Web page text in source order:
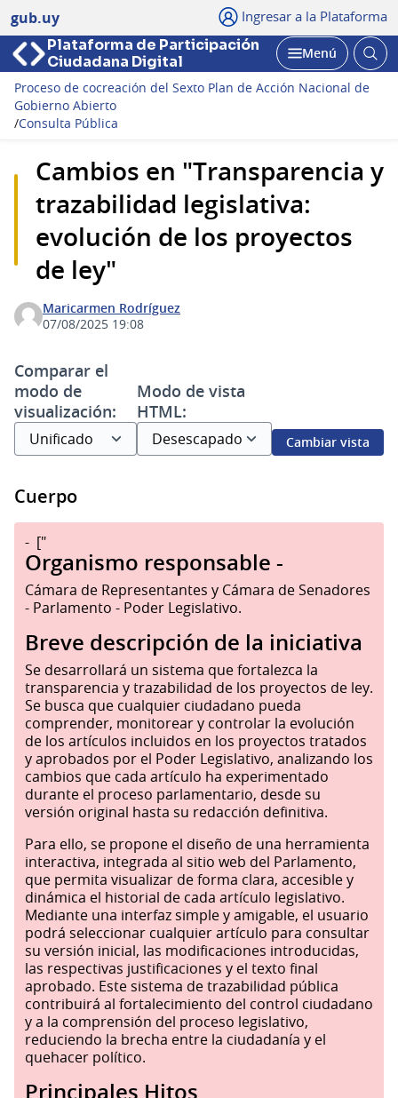
gub.uy Ingresar a la Plataforma
Plataforma de Participación
Ciudadana Digital
Abrir
Menú
Proceso de cocreación del Sexto Plan de Acción Nacional de
Gobierno Abierto
/Consulta Pública
Cambios en "Transparencia y
trazabilidad legislativa:
evolución de los proyectos
de ley"
Maricarmen Rodríguez
07/08/2025 19:08
Comparar el
modo de
visualización:
Modo de vista
HTML:
Cambiar vista
Cuerpo
- ["
Organismo responsable -
Cámara de Representantes y Cámara de Senadores
- Parlamento - Poder Legislativo.
Breve descripción de la iniciativa
Se desarrollará un sistema que fortalezca la
transparencia y trazabilidad de los proyectos de ley.
Se busca que cualquier ciudadano pueda
comprender, monitorear y controlar la evolución
de los artículos incluidos en los proyectos tratados
y aprobados por el Poder Legislativo, analizando los
cambios que cada artículo ha experimentado
durante el proceso parlamentario, desde su
versión original hasta su redacción definitiva.
Para ello, se propone el diseño de una herramienta
interactiva, integrada al sitio web del Parlamento,
que permita visualizar de forma clara, accesible y
dinámica el historial de cada artículo legislativo.
Mediante una interfaz simple y amigable, el usuario
podrá seleccionar cualquier artículo para consultar
su versión inicial, las modificaciones introducidas,
las respectivas justificaciones y el texto final
aprobado. Este sistema de trazabilidad pública
contribuirá al fortalecimiento del control ciudadano
y a la comprensión del proceso legislativo,
reduciendo la brecha entre la ciudadanía y el
quehacer político.
Principales Hitos